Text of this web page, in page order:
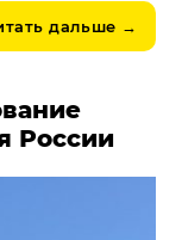
дальше →
России